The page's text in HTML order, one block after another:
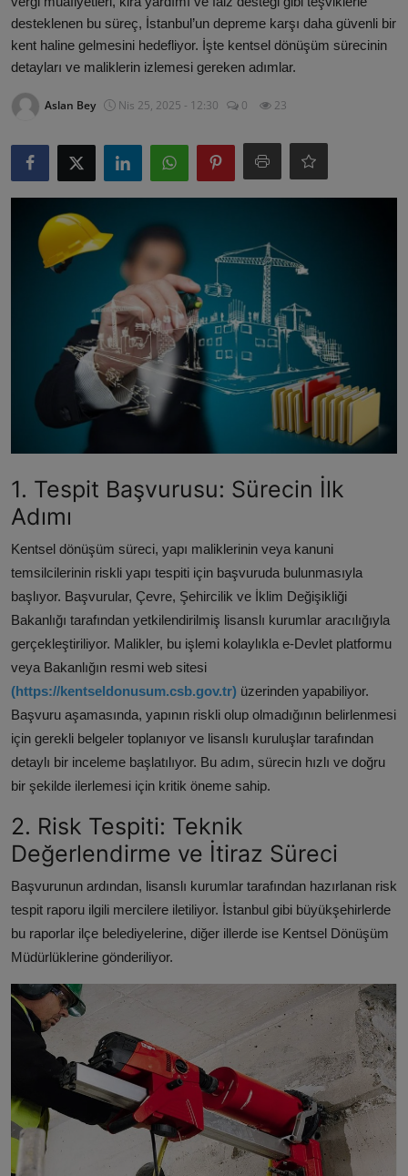
ŞİRKETLER
BELEDİYELER
desteklenen bu süreç, İstanbul’un depreme karşı daha güvenli bir
kent haline gelmesini hedefliyor. İşte kentsel dönüşüm sürecinin
detayları ve maliklerin izlemesi gereken adımlar.
Aslan Bey Nis 25, 2025 - 12:30 0 23
1. Tespit Başvurusu: Sürecin İlk
Adımı
Kentsel dönüşüm süreci, yapı maliklerinin veya kanuni
temsilcilerinin riskli yapı tespiti için başvuruda bulunmasıyla
başlıyor. Başvurular, Çevre, Şehircilik ve İklim Değişikliği
Bakanlığı tarafından yetkilendirilmiş lisanslı kurumlar aracılığıyla
gerçekleştiriliyor. Malikler, bu işlemi kolaylıkla e-Devlet platformu
veya Bakanlığın resmi web sitesi
(https://kentseldonusum.csb.gov.tr) üzerinden yapabiliyor.
Başvuru aşamasında, yapının riskli olup olmadığının belirlenmesi
için gerekli belgeler toplanıyor ve lisanslı kuruluşlar tarafından
detaylı bir inceleme başlatılıyor. Bu adım, sürecin hızlı ve doğru
bir şekilde ilerlemesi için kritik öneme sahip.
2. Risk Tespiti: Teknik
Değerlendirme ve İtiraz Süreci
Başvurunun ardından, lisanslı kurumlar tarafından hazırlanan risk
tespit raporu ilgili mercilere iletiliyor. İstanbul gibi büyükşehirlerde
bu raporlar ilçe belediyelerine, diğer illerde ise Kentsel Dönüşüm
Müdürlüklerine gönderiliyor.